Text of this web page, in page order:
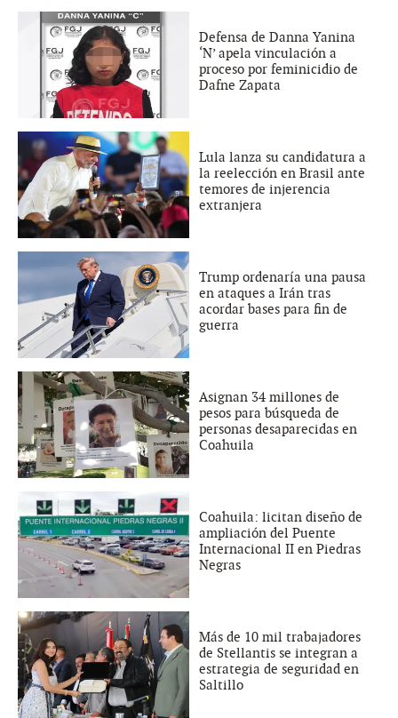
Defensa de Danna Yanina
‘N’ apela vinculación a
proceso por feminicidio de
Dafne Zapata
Lula lanza su candidatura a
la reelección en Brasil ante
temores de injerencia
extranjera
Trump ordenaría una pausa
en ataques a Irán tras
acordar bases para fin de
guerra
Asignan 34 millones de
pesos para búsqueda de
personas desaparecidas en
Coahuila
Coahuila: licitan diseño de
ampliación del Puente
Internacional II en Piedras
Negras
Más de 10 mil trabajadores
de Stellantis se integran a
estrategia de seguridad en
Saltillo